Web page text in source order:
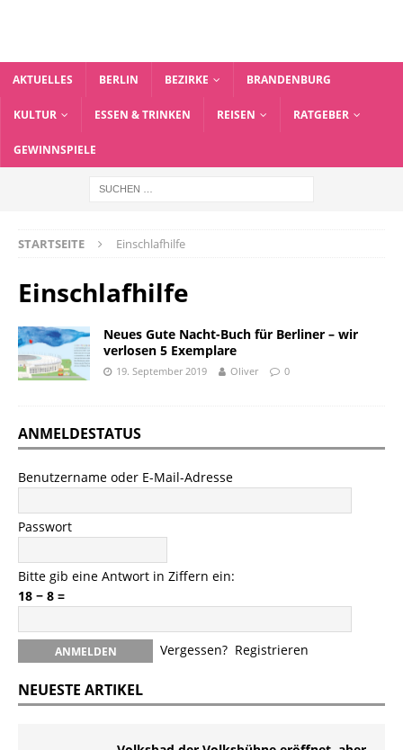
AKTUELLES BERLIN BEZIRKE BRANDENBURG
KULTUR ESSEN & TRINKEN REISEN RATGEBER
GEWINNSPIELE
STARTSEITE Einschlafhilfe
Einschlafhilfe
Neues Gute Nacht-Buch für Berliner – wir
verlosen 5 Exemplare
19. September 2019 Oliver 0
ANMELDESTATUS
Benutzername oder E-Mail-Adresse
Passwort
Bitte gib eine Antwort in Ziffern ein:
18 − 8 =
Vergessen? Registrieren
NEUESTE ARTIKEL